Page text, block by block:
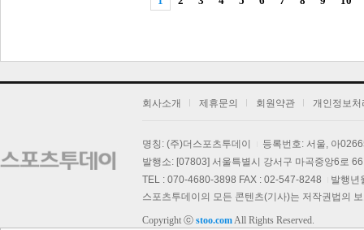
회사소개 제휴문의 회원약관 개인정보처
명칭: (주)더스포츠투데이
등록번호: 서울, 아
발행소: [07803] 서울특별시 강서구 마곡중앙6로
TEL : 070-4680-3898 FAX : 02-547-8248
발행년
스포츠투데이의 모든 콘텐츠(기사)는 저작권법의
Copyright ⓒ stoo.comAll Rights Reserved.